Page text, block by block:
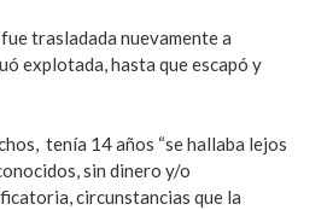
trasladada nuevamente a
explotada, hasta que escapó y
tenía 14 años “se hallaba lejos
sin dinero y/o
circunstancias que la